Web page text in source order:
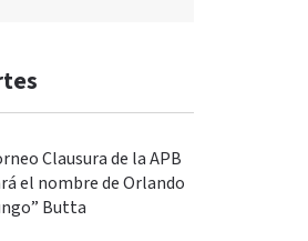
Clausura de la APB
el nombre de Orlando
Butta